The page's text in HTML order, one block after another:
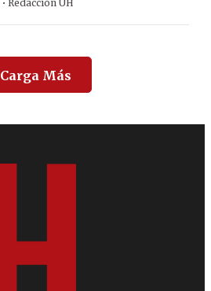
· Redacción ÚH
Carga Más